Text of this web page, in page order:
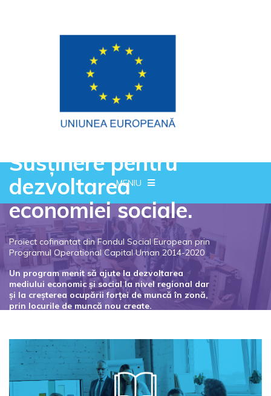
MENIU
Susținere pentru
dezvoltarea
economiei sociale.
Proiect cofinantat din Fondul Social European prin
Programul Operational Capital Uman 2014-2020
Un program menit să ajute la dezvoltarea
mediului economic și social la nivel regional dar
și la creșterea ocupării forței de muncă în zonă,
prin locurile de muncă nou create.